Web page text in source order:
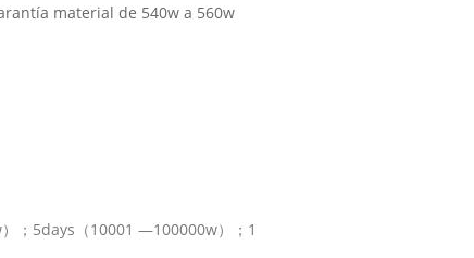
material de 540w a 560w
；5days（10001 —100000w）；1